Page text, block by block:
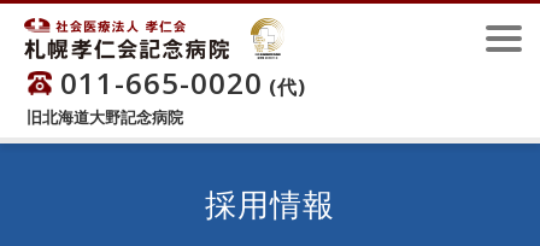
011-665-0020 (代)
旧北海道大野記念病院
採用情報